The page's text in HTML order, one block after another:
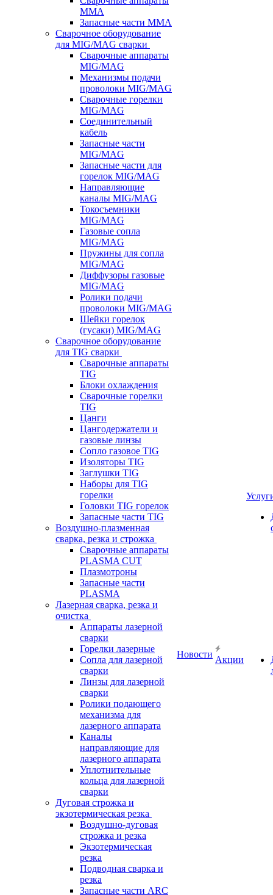
MMA
Запасные части MMA
Сварочное оборудование
для MIG/MAG сварки
Сварочные аппараты
MIG/MAG
Механизмы подачи
проволоки MIG/MAG
Сварочные горелки
MIG/MAG
Соединительный
кабель
Запасные части
MIG/MAG
Запасные части для
горелок MIG/MAG
Направляющие
каналы MIG/MAG
Токосъемники
MIG/MAG
Газовые сопла
MIG/MAG
Пружины для сопла
MIG/MAG
Диффузоры газовые
MIG/MAG
Ролики подачи
проволоки MIG/MAG
Шейки горелок
(гусаки) MIG/MAG
Сварочное оборудование
для TIG сварки
Сварочные аппараты
TIG
Блоки охлаждения
Сварочные горелки
TIG
Цанги
Цангодержатели и
газовые линзы
Сопло газовое TIG
Изоляторы TIG
Заглушки TIG
Наборы для TIG
горелки
Головки TIG горелок
Запасные части TIG
Воздушно-плазменная
сварка, резка и строжка
Сварочные аппараты
PLASMA CUT
Плазмотроны
Запасные части
PLASMA
Лазерная сварка, резка и
очистка
Аппараты лазерной
сварки
Горелки лазерные
Сопла для лазерной
сварки
Линзы для лазерной
сварки
Ролики подающего
механизма для
лазерного аппарата
Каналы
направляющие для
лазерного аппарата
Уплотнительные
кольца для лазерной
сварки
Дуговая строжка и
экзотермическая резка
Воздушно-дуговая
строжка и резка
Экзотермическая
резка
Подводная сварка и
резка
Запасные части ARC
Новости
Акции